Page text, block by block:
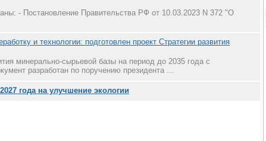
- Постановление Правительства РФ от 10.03.2023 N 372 "О
и технологии: подготовлен проект Стратегии развития
минерально-сырьевой базы на период до 2035 года с
разработан по поручению президента ...
года на улучшение экологии